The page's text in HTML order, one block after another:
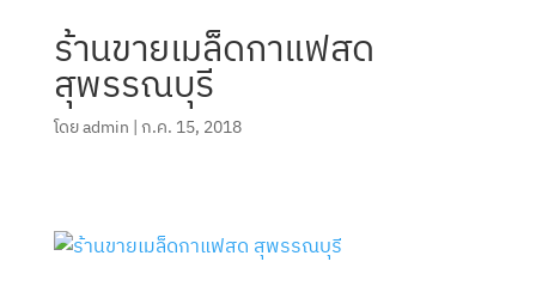
ร้านขายเมล็ดกาแฟสด
สุพรรณบุรี
โดยadmin | ก.ค. 15, 2018